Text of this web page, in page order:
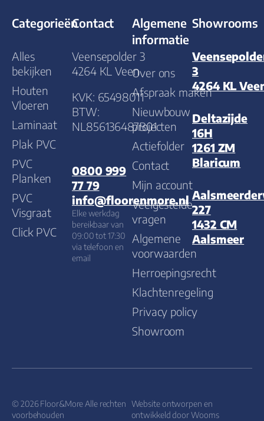
Categorieën
Alles
bekijken
Houten
Vloeren
Laminaat
Plak PVC
PVC
Planken
PVC
Visgraat
Click PVC
Contact
Veensepolder 3
4264 KL Veen
KVK: 65498011
BTW:
NL856136487B01
0800 999
77 79
info@floorenmore.nl
Elke werkdag
bereikbaar van
09:00 tot 17:30
via telefoon en
email
Algemene
informatie
Over ons
Afspraak maken
Nieuwbouw
projecten
Actiefolder
Contact
Mijn account
Veelgestelde
vragen
Algemene
voorwaarden
Herroepingsrecht
Klachtenregeling
Privacy policy
Showroom
Showrooms
3
4264 KL
Deltazijde
16H
1261 ZM
Blaricum
227
1432 CM
Aalsmeer
© 2026 Floor&More Alle rechten
voorbehouden
Website ontworpen en
ontwikkeld doorWooms